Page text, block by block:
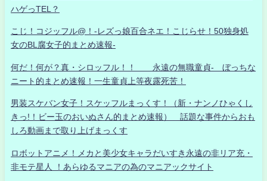
ハゲっTEL？
こじ！コジッフル@！-レズっ娘百合ネエ！こじらせ！50独身処
女のBL腐女子的まとめ速報-
何だ！何が？真・シロッフル！！ 永遠の無職童貞- ぼっちな
ニート的まとめ速報！一生童貞上等夜露死苦！
男装スケバン女子！スケッフルまっくす！（新・ナンノひゃくし
きっ!！ビー玉のおいぬさん的まとめ速報） 話題な事件からおも
しろ動画まで取り上げまっくす
ロボットアニメ！メカと美少女キャラだいすき永遠の非リア充・
非モテ星人 ！あらゆるマニアの為のマニアックサイト